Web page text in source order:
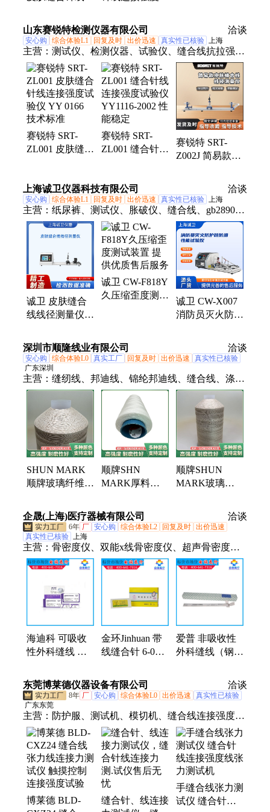
YY1116-2002 准
确可靠
2002 专业生产
技术参数
山东赛锐特检测仪器有限公司
洽谈
安心购 综合体验L1 回复及时 出价迅速 真实性已核验 上海
主营： 测试仪、检测仪器、试验仪、缝合线抗拉强
度、拉力机、耐碎石试验机、鲁尔圆锥测试仪
赛锐特 SRT-
ZL001 皮肤缝合
技术标准
赛锐特 SRT-
ZL001 缝合针线
能稳定
赛锐特 SRT-
Z002J 简易款皮
量仪 YY1116-
2010
上海诚卫仪器科技有限公司 洽谈
安心购 综合体验L1 回复及时 出价迅速 真实性已核验 上海
主营： 纸尿裤、测试仪、胀破仪、缝合线、gb2890-
2009、手机轴向、三角针刃、过滤效率、电子织物、
跌落试验机、注射针针管、医用缝合针、针护套分
离、缺陷检测机、雾化检测仪、表面张力仪、防护服
合成、防护服静电、线径测量仪、过滤器滤除、皮下
穿刺针、卫生巾吸水、冲击试验机、留置针穿刺、橡
胶塞垫片、注射针针座
诚卫 皮肤缝合
线线径测量仪
专业生产
诚卫 CW-F818Y
久压缩歪度测试
诚卫 CW-X007
消防员灭火防护
仪 操作简单易
学
深圳市顺隆线业有限公司 洽谈
安心购 综合体验L0 真实工厂 回复及时 出价迅速
真实性已核验
广东深圳
主营： 缝纫线、邦迪线、锦纶邦迪线、缝合线、涤纶
邦迪线、尼龙线、锦纶线、高强线、涤纶线、SP线、
棉线、玻纤缝纫线、PBT涤纶弹力线、外邦邦迪线、
水溶线、蓬松线、大力马缝纫线、高弹丝、防水线、
芳纶线、阻燃线、涤纶高强邦迪线、导电缝纫线、尼
龙66邦迪线、N66邦迪线、长丝缝纫线
SHUN MARK
顺牌玻璃纤维缝
耐高温缝合线
顺牌SHN
MARK厚料包
牛仔面料通用缝
合线
顺牌SHUN
MARK玻璃纤
低温工业缝合线
材
企晟(上海)医疗器械有限公司 洽谈
6年 厂 安心购 综合体验L2 回复及时 出价迅速
真实性已核验 上海
主营： 骨密度仪、双能x线骨密度仪、超声骨密度
仪、缝合线、制氧机、AED除颤仪、麻醉机、电子血
仪、眼科激光治疗仪、血氧仪、高分子夹板、血管
鞘、急救包、喉镜、高压注射器、手术显微镜、听力
时起搏器、可视喉镜
海迪科 可吸收
性外科缝线 多
合线 多针多线 /
PGA / PGLA
金环Jinhuan 带
线缝合针 6-0
单 16mm 医疗器
械一站式采购
爱普 非吸收性
外科缝线（钢丝
骨、固定骨折等
东莞博莱德仪器设备有限公司 洽谈
8年 厂 安心购 综合体验L0 出价迅速
真实性已核验
广东东莞
主营： 防护服、测试机、模切机、缝合线连接强度试
验机、开合盖、撕裂仪、热熔胶、络筒机、保护膜、
pcb耐折、测量仪、拉力仪、霰弹袋、触摸屏、铅笔
芯、气流仪、冷冻箱、测定仪、小样机、贴合机、力
测试、光源箱、划圆机、刮划机、纸环压、水凝胶涂
布机
博莱德 BLD-
缝合针、线连接
手缝合线张力测
试仪 缝合针线